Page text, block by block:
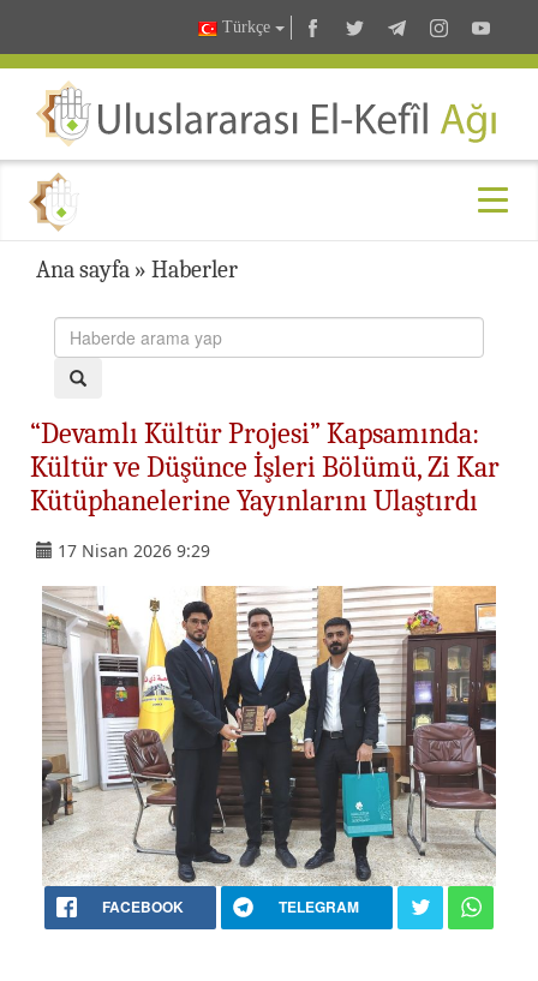
Türkçe
Ana sayfa » Haberler
“Devamlı Kültür Projesi” Kapsamında:
Kültür ve Düşünce İşleri Bölümü, Zi Kar
Kütüphanelerine Yayınlarını Ulaştırdı
17 Nisan 2026 9:29
FACEBOOK TELEGRAM